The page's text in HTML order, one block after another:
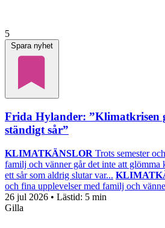
5
Spara nyhet
Frida Hylander: ”Klimatkrisen
ständigt sår”
KLIMATKÄNSLOR Trots semester
familj och vänner går det inte att glömma
ett sår som aldrig slutar var...
och fina upplevelser med familj och
26 jul 2026 • Lästid: 5 min
Gilla